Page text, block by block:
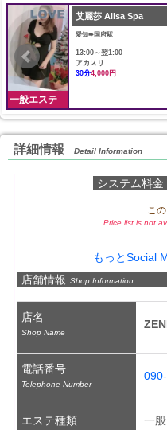
一般エステ
艾麗莎 Alisa Spa
愛知➠国府駅
13:00～翌1:00
アカスリ
30分4,000円
詳細情報 Detail Information
システム料金
こ
Price list is not
もっとSocial
店舗情報 Shop Information
店名
Shop Name
電話番号
Telephone Number
エステ種類 一